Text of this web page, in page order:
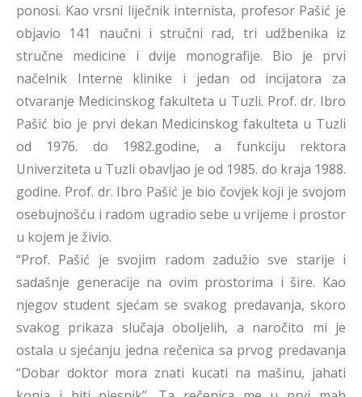
ponosi. Kao vrsni liječnik internista, profesor Pašić je
objavio 141 naučni i stručni rad, tri udžbenika iz
stručne medicine i dvije monografije. Bio je prvi
načelnik Interne klinike i jedan od incijatora za
otvaranje Medicinskog fakulteta u Tuzli. Prof. dr. Ibro
Pašić bio je prvi dekan Medicinskog fakulteta u Tuzli
od 1976. do 1982.godine, a funkciju rektora
Univerziteta u Tuzli obavljao je od 1985. do kraja 1988.
godine. Prof. dr. Ibro Pašić je bio čovjek koji je svojom
osebujnošću i radom ugradio sebe u vrijeme i prostor
u kojem je živio.
“Prof. Pašić je svojim radom zadužio sve starije i
sadašnje generacije na ovim prostorima i šire. Kao
njegov student sjećam se svakog predavanja, skoro
svakog prikaza slučaja oboljelih, a naročito mi je
ostala u sjećanju jedna rečenica sa prvog predavanja
“Dobar doktor mora znati kucati na mašinu, jahati